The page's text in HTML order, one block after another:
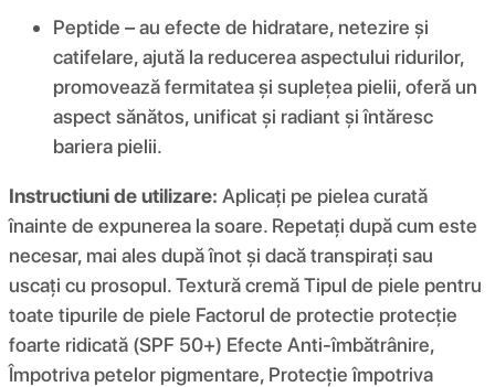
Peptide – au efecte de hidratare, netezire și
catifelare, ajută la reducerea aspectului ridurilor,
promovează fermitatea și suplețea pielii, oferă un
aspect sănătos, unificat și radiant și întăresc
bariera pielii.
Instructiuni de utilizare: Aplicați pe pielea curată
înainte de expunerea la soare. Repetați după cum este
necesar, mai ales după înot și dacă transpirați sau
uscați cu prosopul. Textură cremă Tipul de piele pentru
toate tipurile de piele Factorul de protectie protecție
foarte ridicată (SPF 50+) Efecte Anti-îmbătrânire,
Împotriva petelor pigmentare, Protecție împotriva